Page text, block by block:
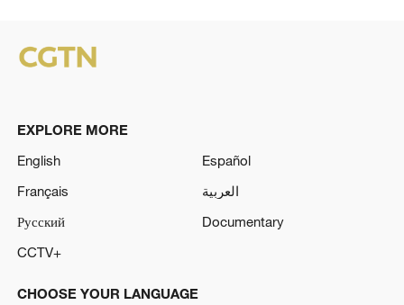
EXPLORE MORE
English
Español
Français
العربية
Русский
Documentary
CCTV+
CHOOSE YOUR LANGUAGE